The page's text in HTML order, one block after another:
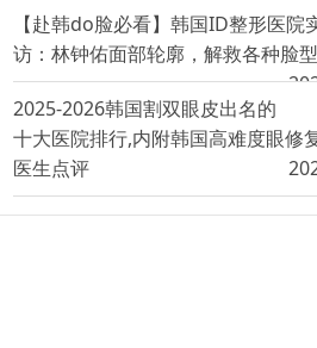
【赴韩do脸必看】韩国ID整形医院
访：林钟佑面部轮廓，解救各种脸
2025-2026韩国割双眼皮出名的
十大医院排行,内附韩国高难度眼修
医生点评